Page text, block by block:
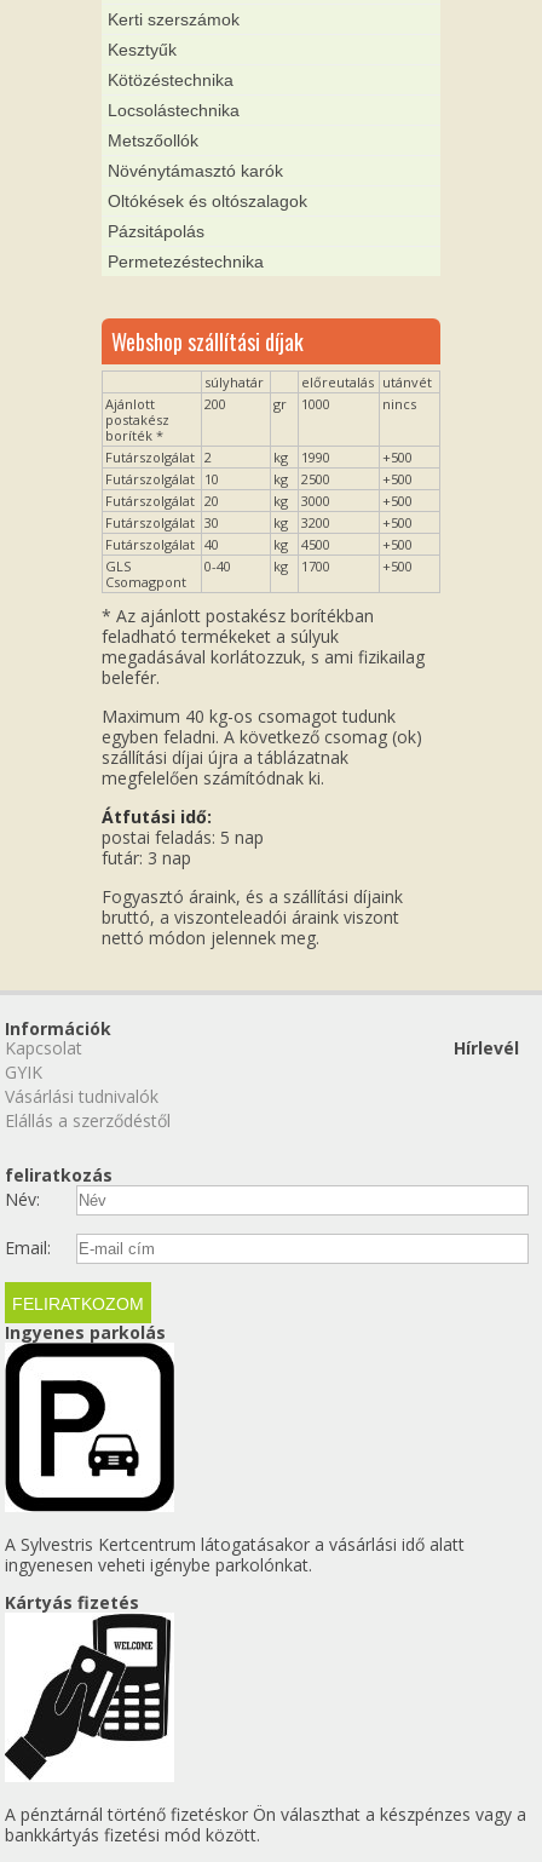
Kerti szerszámok
Kesztyűk
Kötözéstechnika
Locsolástechnika
Metszőollók
Növénytámasztó karók
Oltókések és oltószalagok
Pázsitápolás
Permetezéstechnika
Webshop szállítási díjak
súlyhatár előreutalás utánvét
Ajánlott
postakész
boríték *
200 gr 1000 nincs
Futárszolgálat 2 kg 1990
+500
Futárszolgálat 10 kg 2500
+500
Futárszolgálat 20 kg 3000
+500
Futárszolgálat 30 kg 3200
+500
Futárszolgálat 40 kg 4500
+500
GLS
Csomagpont
0-40 kg 1700 +500
* Az ajánlott postakész borítékban
feladható termékeket a súlyuk
megadásával korlátozzuk, s ami fizikailag
belefér.
Maximum 40 kg-os csomagot tudunk
egyben feladni. A következő csomag (ok)
szállítási díjai újra a táblázatnak
megfelelően számítódnak ki.
Átfutási idő:
postai feladás: 5 nap
futár: 3 nap
Fogyasztó áraink, és a szállítási díjaink
bruttó, a viszonteleadói áraink viszont
nettó módon jelennek meg.
Információk
Kapcsolat
GYIK
Vásárlási tudnivalók
Elállás a szerződéstől
Hírlevél
feliratkozás
Név:
Email:
Ingyenes parkolás
A Sylvestris Kertcentrum látogatásakor a vásárlási idő alatt
ingyenesen veheti igénybe parkolónkat.
Kártyás fizetés
A pénztárnál történő fizetéskor Ön választhat a készpénzes vagy a
bankkártyás fizetési mód között.